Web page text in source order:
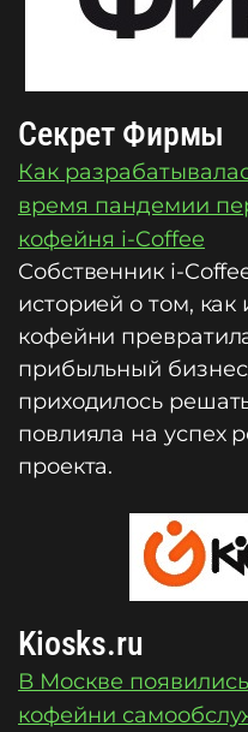
Секрет Фирмы
Как
время пандемии
кофейня i-Coffee
Собственник i-
историей о том, как
кофейни
прибыльный
приходилось
повлияла на успех
проекта.
Kiosks.ru
В Москве
кофейни